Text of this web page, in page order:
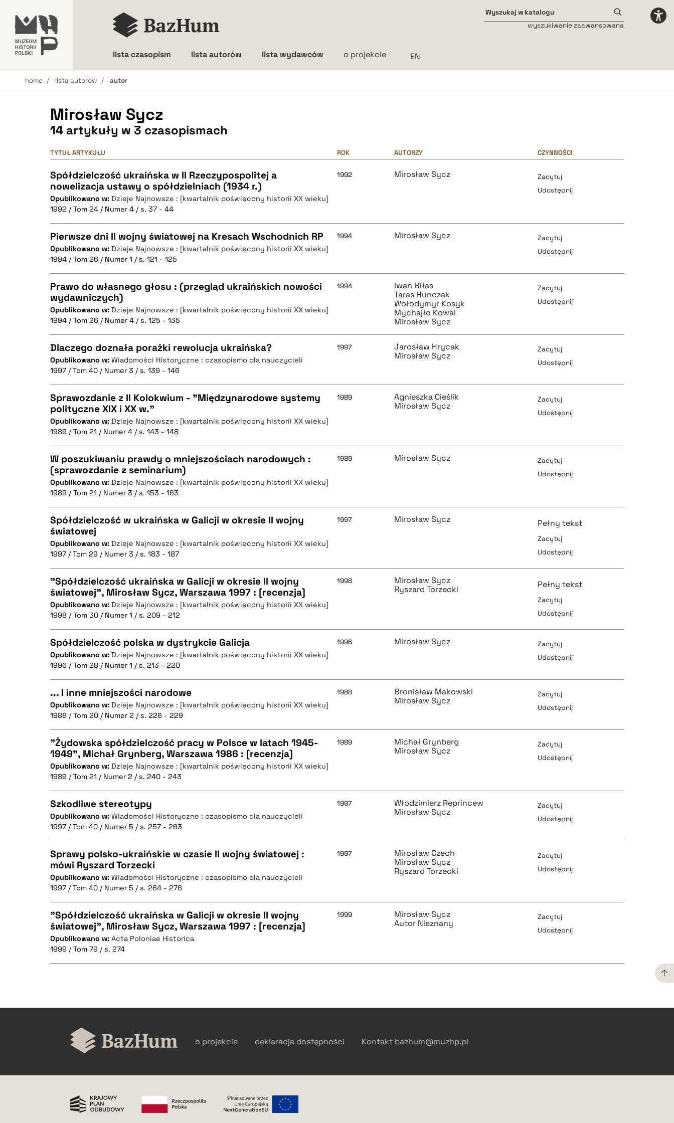
lista czasopism lista autorów lista wydawców o projekcie
wyszukiwanie zaawansowana
home lista autorów autor
Mirosław Sycz
14 artykuły w 3 czasopismach
TYTUŁ ARTYKUŁU ROK AUTORZY CZYNNOŚCI
Spółdzielczość ukraińska w II Rzeczypospolitej a
nowelizacja ustawy o spółdzielniach (1934 r.)
Opublikowano w: Dzieje Najnowsze : [kwartalnik poświęcony historii XX wieku]
1992 / Tom 24 / Numer 4 / s. 37 - 44
1992 Mirosław Sycz
Zacytuj
Udostępnij
CZYSTY TEKST
pobierz cytat
BIBTEX
pobierz cytat
Pierwsze dni II wojny światowej na Kresach Wschodnich RP
Opublikowano w: Dzieje Najnowsze : [kwartalnik poświęcony historii XX wieku]
1994 / Tom 26 / Numer 1 / s. 121 - 125
1994 Mirosław Sycz
Zacytuj
Udostępnij
CZYSTY TEKST
pobierz cytat
BIBTEX
pobierz cytat
Prawo do własnego głosu : (przegląd ukraińskich nowości
wydawniczych)
Opublikowano w: Dzieje Najnowsze : [kwartalnik poświęcony historii XX wieku]
1994 / Tom 26 / Numer 4 / s. 125 - 135
1994
Iwan Biłas
Taras Hunczak
Wołodymyr Kosyk
Mychajło Kowal
Mirosław Sycz
Zacytuj
Udostępnij
CZYSTY TEKST
pobierz cytat
BIBTEX
pobierz cytat
Dlaczego doznała porażki rewolucja ukraińska?
Opublikowano w: Wiadomości Historyczne : czasopismo dla nauczycieli
1997 / Tom 40 / Numer 3 / s. 139 - 146
1997
Jarosław Hrycak
Mirosław Sycz
Zacytuj
Udostępnij
CZYSTY TEKST
pobierz cytat
BIBTEX
Sprawozdanie z II Kolokwium - "Międzynarodowe systemy
polityczne XIX i XX w."
Opublikowano w: Dzieje Najnowsze : [kwartalnik poświęcony historii XX wieku]
1989 / Tom 21 / Numer 4 / s. 143 - 148
1989
Agnieszka Cieślik
Mirosław Sycz
Zacytuj
Udostępnij
CZYSTY TEKST
pobierz cytat
BIBTEX
W poszukiwaniu prawdy o mniejszościach narodowych :
(sprawozdanie z seminarium)
Opublikowano w: Dzieje Najnowsze : [kwartalnik poświęcony historii XX wieku]
1989 / Tom 21 / Numer 3 / s. 153 - 163
1989 Mirosław Sycz
Zacytuj
Udostępnij
CZYSTY TEKST
pobierz cytat
BIBTEX
Spółdzielczość w ukraińska w Galicji w okresie II wojny
światowej
Opublikowano w: Dzieje Najnowsze : [kwartalnik poświęcony historii XX wieku]
1997 / Tom 29 / Numer 3 / s. 183 - 187
1997 Mirosław Sycz Pełny tekst
Zacytuj
Udostępnij
CZYSTY TEKST
pobierz cytat
BIBTEX
pobierz cytat
"Spółdzielczość ukraińska w Galicji w okresie II wojny
światowej", Mirosław Sycz, Warszawa 1997 : [recenzja]
Opublikowano w: Dzieje Najnowsze : [kwartalnik poświęcony historii XX wieku]
1998 / Tom 30 / Numer 1 / s. 209 - 212
1998
Mirosław Sycz
Ryszard Torzecki
Pełny tekst
Zacytuj
Udostępnij
CZYSTY TEKST
pobierz cytat
BIBTEX
pobierz cytat
Spółdzielczość polska w dystrykcie Galicja
Opublikowano w: Dzieje Najnowsze : [kwartalnik poświęcony historii XX wieku]
1996 / Tom 28 / Numer 1 / s. 213 - 220
1996 Mirosław Sycz
Zacytuj
Udostępnij
CZYSTY TEKST
pobierz cytat
BIBTEX
pobierz cytat
... I inne mniejszości narodowe
Opublikowano w: Dzieje Najnowsze : [kwartalnik poświęcony historii XX wieku]
1988 / Tom 20 / Numer 2 / s. 226 - 229
1988
Bronisław Makowski
Mirosław Sycz
Zacytuj
Udostępnij
CZYSTY TEKST
pobierz cytat
BIBTEX
pobierz cytat
"Żydowska spółdzielczość pracy w Polsce w latach 1945-
1949", Michał Grynberg, Warszawa 1986 : [recenzja]
Opublikowano w: Dzieje Najnowsze : [kwartalnik poświęcony historii XX wieku]
1989 / Tom 21 / Numer 2 / s. 240 - 243
1989
Michał Grynberg
Mirosław Sycz
Zacytuj
Udostępnij
CZYSTY TEKST
pobierz cytat
BIBTEX
pobierz cytat
Szkodliwe stereotypy
Opublikowano w: Wiadomości Historyczne : czasopismo dla nauczycieli
1997 / Tom 40 / Numer 5 / s. 257 - 263
1997
Włodzimierz Reprincew
Mirosław Sycz
Zacytuj
Udostępnij
CZYSTY TEKST
pobierz cytat
BIBTEX
Sprawy polsko-ukraińskie w czasie II wojny światowej :
mówi Ryszard Torzecki
Opublikowano w: Wiadomości Historyczne : czasopismo dla nauczycieli
1997 / Tom 40 / Numer 5 / s. 264 - 276
1997
Mirosław Czech
Mirosław Sycz
Ryszard Torzecki
Zacytuj
Udostępnij
CZYSTY TEKST
pobierz cytat
"Spółdzielczość ukraińska w Galicji w okresie II wojny
światowej", Mirosław Sycz, Warszawa 1997 : [recenzja]
Opublikowano w: Acta Poloniae Historica
1999 / Tom 79 / s. 274
1999
Mirosław Sycz
Autor Nieznany
Zacytuj
Udostępnij
pobierz cytat
o projekcie deklaracja dostępności Kontakt bazhum@muzhp.pl